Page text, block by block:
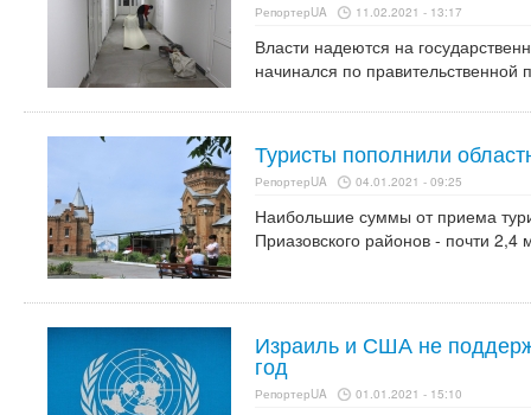
РепортерUA 11.02.2021 - 13:17
Власти надеются на
начинался по
Туристы пополнили
РепортерUA 04.01.2021 - 09:25
Наибольшие суммы от приема
Приазовского районов - почти 2,4
Израиль и США не
год
РепортерUA 01.01.2021 - 15:10